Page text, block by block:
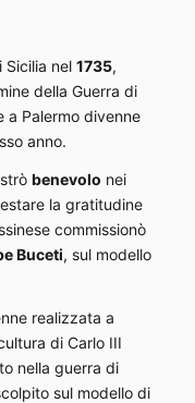
Sicilia nel 1735,
della Guerra di
a Palermo divenne
anno.
benevolo nei
la gratitudine
commissionò
Buceti, sul modello
realizzata a
di Carlo III
nella guerra di
sul modello di